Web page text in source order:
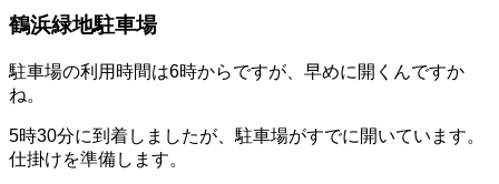
鶴浜緑地駐車場
駐車場の利用時間は6時からですが、早めに開くんですか
ね。
5時30分に到着しましたが、駐車場がすでに開いています。
仕掛けを準備します。